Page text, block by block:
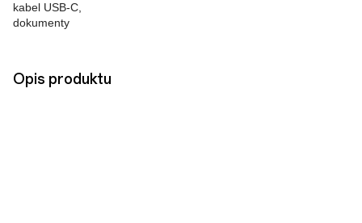
kabel USB-C,
dokumenty
Opis produktu